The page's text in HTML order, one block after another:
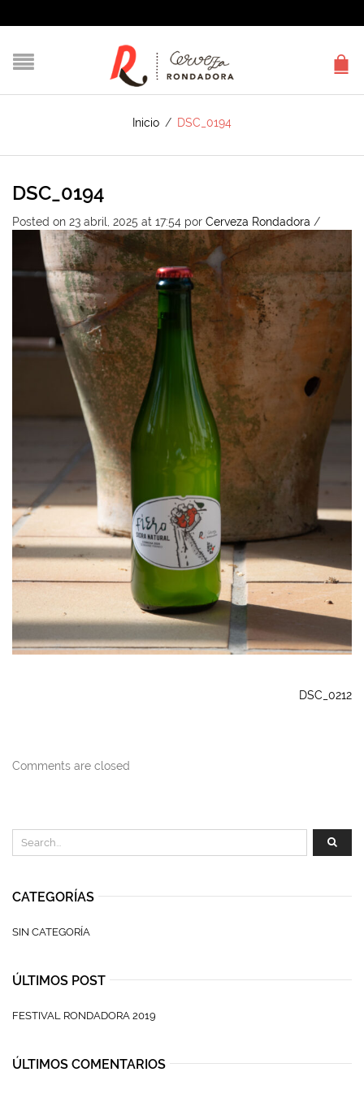
Inicio / DSC_0194
DSC_0194
Posted on 23 abril, 2025 at 17:54 por Cerveza Rondadora /
DSC_0212
Comments are closed
CATEGORÍAS
SIN CATEGORÍA
ÚLTIMOS POST
FESTIVAL RONDADORA 2019
ÚLTIMOS COMENTARIOS